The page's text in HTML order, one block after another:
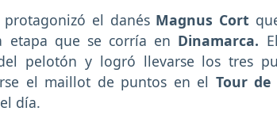
el danésMagnus Cort
etapa que se corría en Dinamarca.
pelotón y logró llevarse los tres
el maillot de puntos en el Tour de
día.